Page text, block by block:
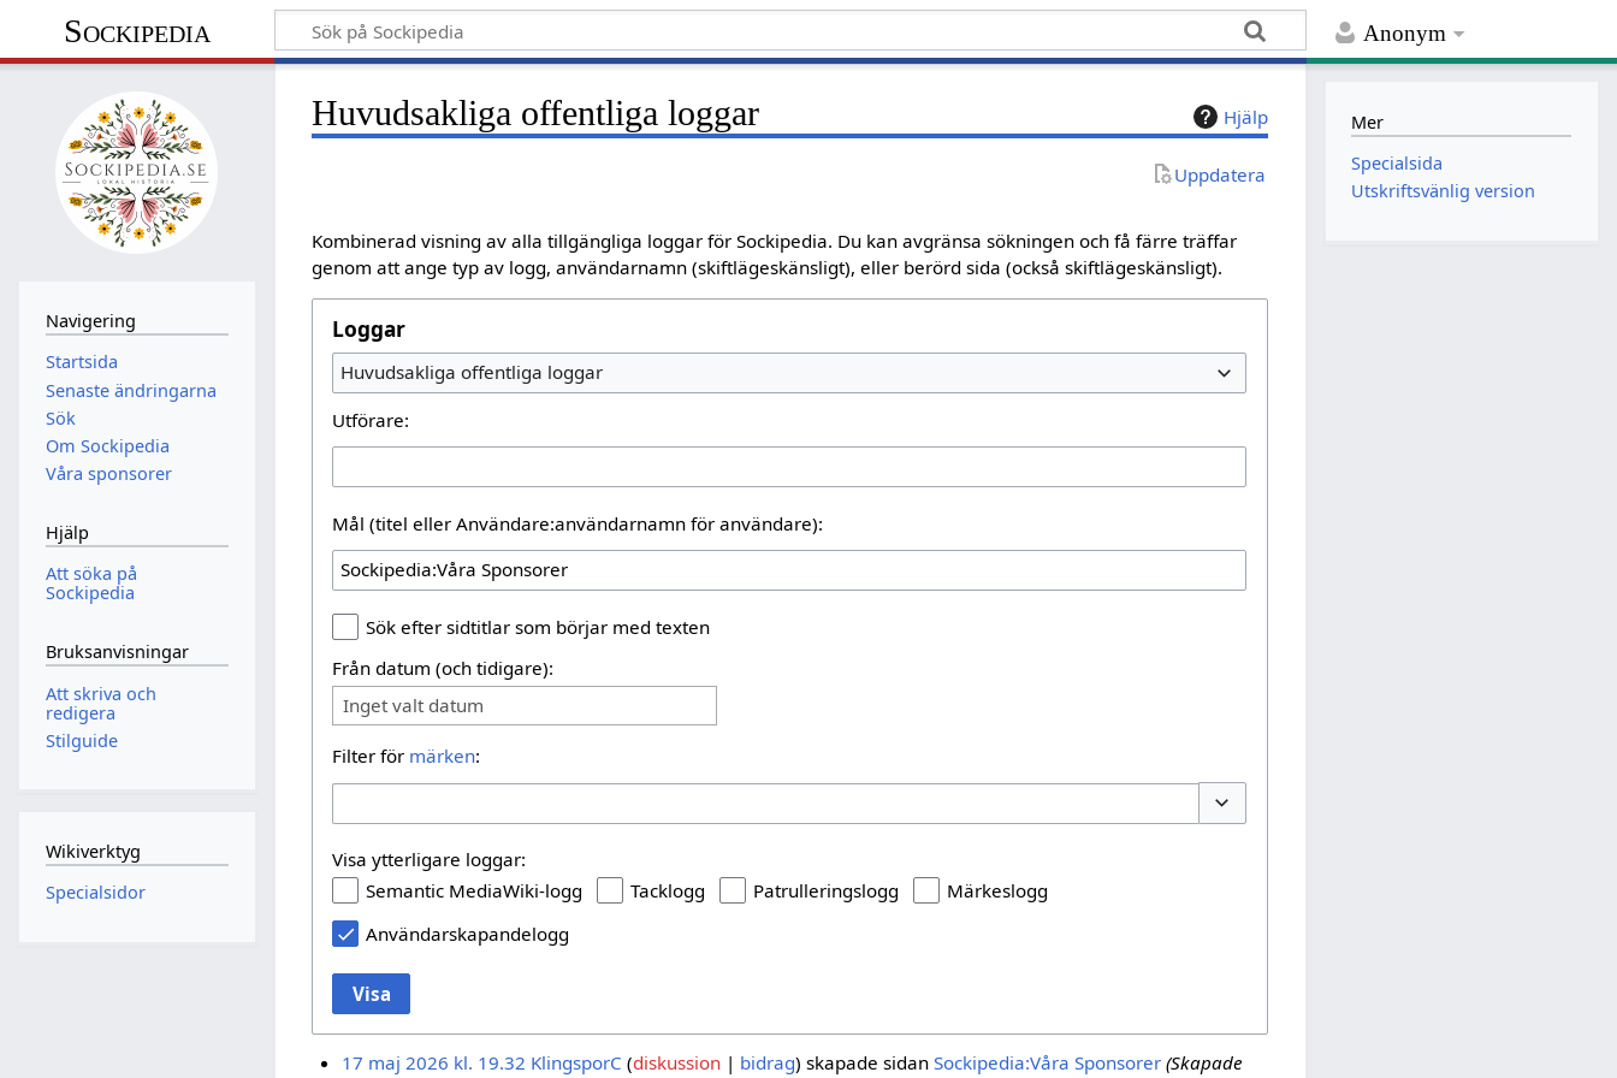
Anonym
Sockipedia
Hjälp
Huvudsakliga offentliga loggar
Uppdatera
Kombinerad visning av alla tillgängliga loggar för Sockipedia. Du kan avgränsa sökningen och få färre träffar
genom att ange typ av logg, användarnamn (skiftlägeskänsligt), eller berörd sida (också skiftlägeskänsligt).
Loggar
Huvudsakliga offentliga loggar
Utförare:
Mål (titel eller Användare:användarnamn för användare):
Sök efter sidtitlar som börjar med texten
Från datum (och tidigare):
Inget valt datum
Filter för märken:
Visa ytterligare loggar:
Semantic MediaWiki-logg
Tacklogg Patrulleringslogg
Märkeslogg
Användarskapandelogg
Visa
17 maj 2026 kl. 19.32 KlingsporC diskussion bidrag skapade sidan Sockipedia:Våra Sponsorer (Skapade
Navigering
Startsida
Senaste ändringarna
Sök
Om Sockipedia
Våra sponsorer
Hjälp
Att söka på
Sockipedia
Bruksanvisningar
Att skriva och
redigera
Stilguide
Wikiverktyg
Specialsidor
Mer
Specialsida
Utskriftsvänlig version